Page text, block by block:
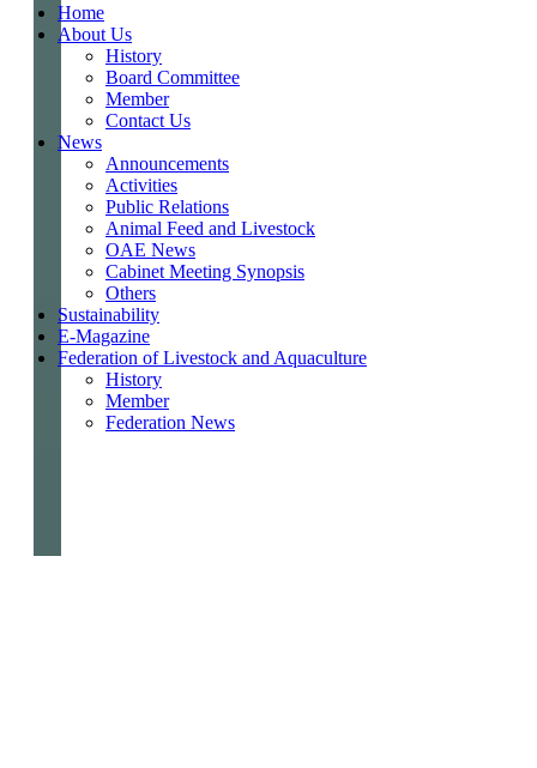
Home
About Us
History
Board Committee
Member
Contact Us
News
Announcements
Activities
Public Relations
Animal Feed and Livestock
OAE News
Cabinet Meeting Synopsis
Others
Sustainability
E-Magazine
Federation of Livestock and Aquaculture
History
Member
Federation News